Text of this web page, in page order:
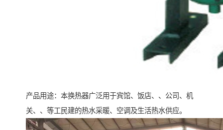
产品用途：本换热器广泛用于宾馆、饭店、、公司、机
关、、等工民建的热水采暖、空调及生活热水供应。